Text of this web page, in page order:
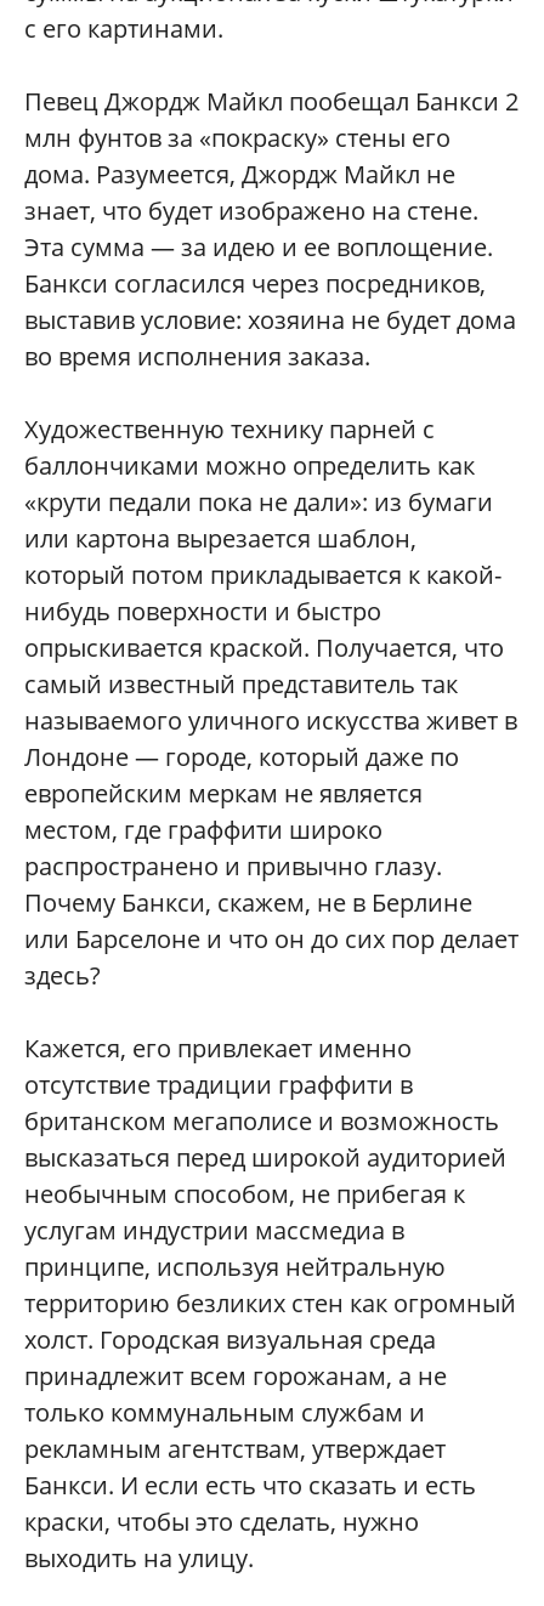
с его картинами.
Певец Джордж Майкл пообещал Банкси 2
млн фунтов за «покраску» стены его
дома. Разумеется, Джордж Майкл не
знает, что будет изображено на стене.
Эта сумма — за идею и ее воплощение.
Банкси согласился через посредников,
выставив условие: хозяина не будет дома
во время исполнения заказа.
Художественную технику парней с
баллончиками можно определить как
«крути педали пока не дали»: из бумаги
или картона вырезается шаблон,
который потом прикладывается к какой-
нибудь поверхности и быстро
опрыскивается краской. Получается, что
самый известный представитель так
называемого уличного искусства живет в
Лондоне — городе, который даже по
европейским меркам не является
местом, где граффити широко
распространено и привычно глазу.
Почему Банкси, скажем, не в Берлине
или Барселоне и что он до сих пор делает
здесь?
Кажется, его привлекает именно
отсутствие традиции граффити в
британском мегаполисе и возможность
высказаться перед широкой аудиторией
необычным способом, не прибегая к
услугам индустрии массмедиа в
принципе, используя нейтральную
территорию безликих стен как огромный
холст. Городская визуальная среда
принадлежит всем горожанам, а не
только коммунальным службам и
рекламным агентствам, утверждает
Банкси. И если есть что сказать и есть
краски, чтобы это сделать, нужно
выходить на улицу.